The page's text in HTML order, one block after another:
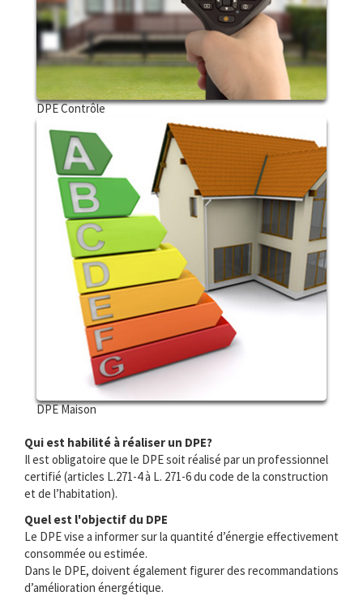
DPE Contrôle
DPE Maison
Qui est habilité à réaliser un DPE?
Il est obligatoire que le DPE soit réalisé par un professionnel
certifié (articles L.271-4 à L. 271-6 du code de la construction
et de l’habitation).
Quel est l'objectif du DPE
Le DPE vise a informer sur la quantité d’énergie effectivement
consommée ou estimée.
Dans le DPE, doivent également figurer des recommandations
d’amélioration énergétique.